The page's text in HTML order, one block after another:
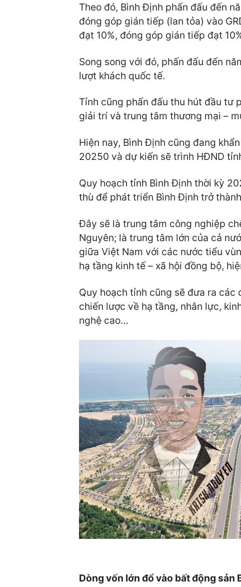
Theo đó, Bình Định phấn đấu đến
đóng góp gián tiếp (lan tỏa) vào
đạt 10%, đóng góp gián tiếp đạt
Song song với đó, phấn đấu đến
lượt khách quốc tế.
Tỉnh cũng phấn đấu thu hút đầu tư
giải trí và trung tâm thương mại –
Hiện nay, Bình Định cũng đang
20250 và dự kiến sẽ trình HĐND
Quy hoạch tỉnh Bình Định thời kỳ
thù để phát triển Bình Định trở
Đây sẽ là trung tâm công nghiệp
Nguyên; là trung tâm lớn của cả
giữa Việt Nam với các nước tiểu
hạ tầng kinh tế – xã hội đồng bộ,
Quy hoạch tỉnh cũng sẽ đưa ra
chiến lược về hạ tầng, nhân lực,
nghệ cao…
Dòng vốn lớn đổ vào bất động sản